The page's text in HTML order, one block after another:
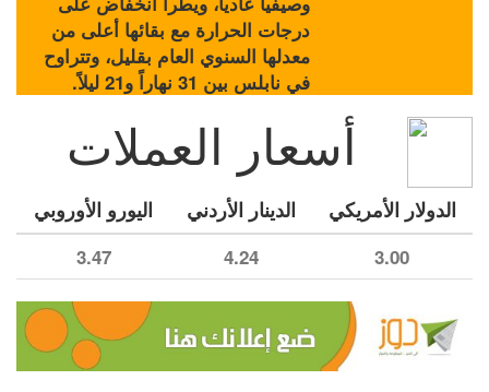
درجات الحرارة مع بقائها أعلى من
معدلها السنوي العام بقليل، وتتراوح
في نابلس بين 31 نهاراً و21 ليلاً.
أسعار العملات
الدولار الأمريكي الدينار الأردني اليورو الأوروبي
3.00
4.24
3.47